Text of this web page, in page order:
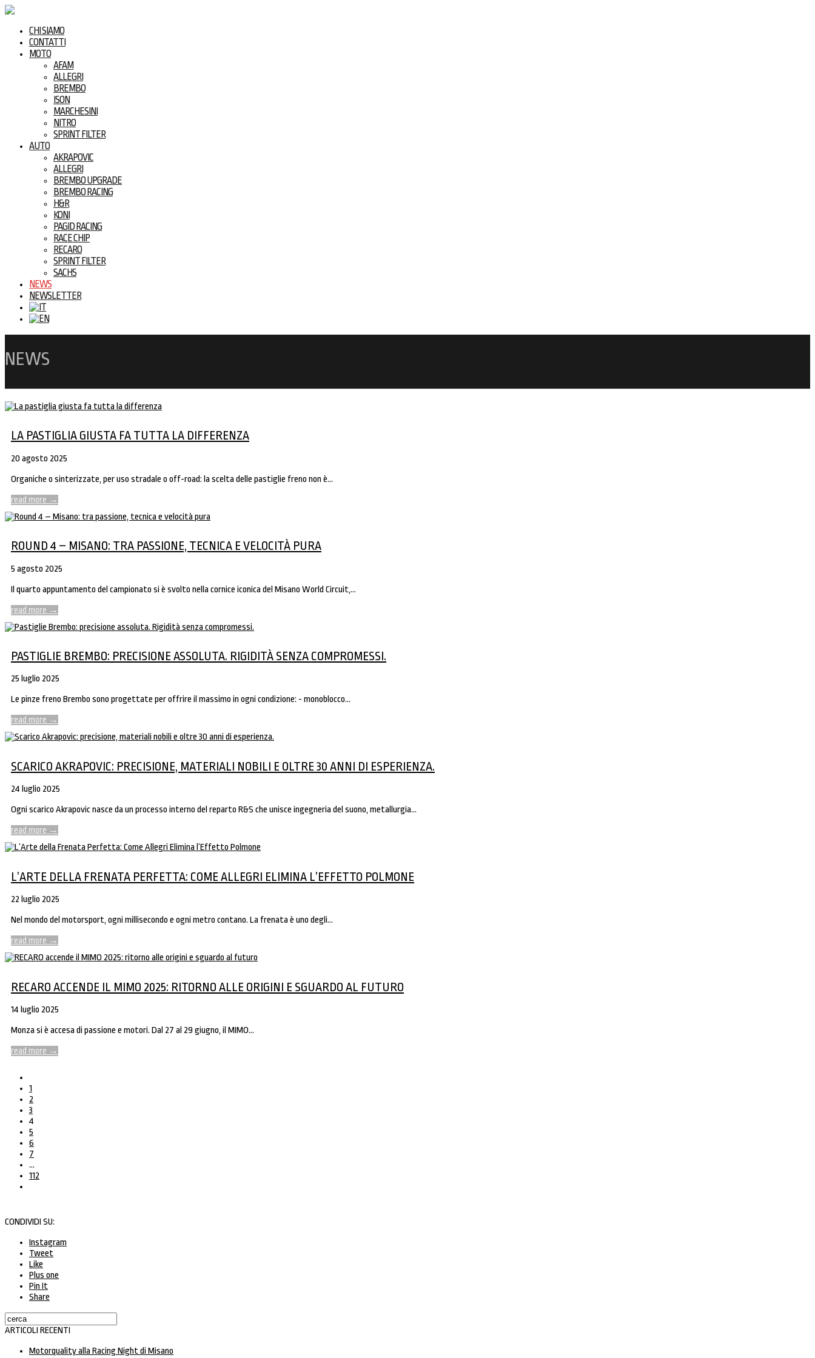
CHI SIAMO
CONTATTI
MOTO
AFAM
ALLEGRI
BREMBO
ISON
MARCHESINI
NITRO
SPRINT FILTER
AUTO
AKRAPOVIC
ALLEGRI
BREMBO UPGRADE
BREMBO RACING
H&R
KONI
PAGID RACING
RACE CHIP
RECARO
SPRINT FILTER
SACHS
NEWS
NEWSLETTER
NEWS
LA PASTIGLIA GIUSTA FA TUTTA LA DIFFERENZA
20 agosto 2025
Organiche o sinterizzate, per uso stradale o off-road: la scelta delle pastiglie freno non è…
read more →
ROUND 4 – MISANO: TRA PASSIONE, TECNICA E VELOCITÀ PURA
5 agosto 2025
Il quarto appuntamento del campionato si è svolto nella cornice iconica del Misano World Circuit,…
read more →
PASTIGLIE BREMBO: PRECISIONE ASSOLUTA. RIGIDITÀ SENZA COMPROMESSI.
25 luglio 2025
Le pinze freno Brembo sono progettate per offrire il massimo in ogni condizione: - monoblocco…
read more →
SCARICO AKRAPOVIC: PRECISIONE, MATERIALI NOBILI E OLTRE 30 ANNI DI ESPERIENZA.
24 luglio 2025
Ogni scarico Akrapovic nasce da un processo interno del reparto R&S che unisce ingegneria del suono, metallurgia…
read more →
L’ARTE DELLA FRENATA PERFETTA: COME ALLEGRI ELIMINA L’EFFETTO POLMONE
22 luglio 2025
Nel mondo del motorsport, ogni millisecondo e ogni metro contano. La frenata è uno degli…
read more →
RECARO ACCENDE IL MIMO 2025: RITORNO ALLE ORIGINI E SGUARDO AL FUTURO
14 luglio 2025
Monza si è accesa di passione e motori. Dal 27 al 29 giugno, il MIMO…
read more →
1
2
3
4
5
6
7
…
112
CONDIVIDI SU:
Instagram
Tweet
Like
Plus one
Pin It
Share
ARTICOLI RECENTI
Motorquality alla Racing Night di Misano